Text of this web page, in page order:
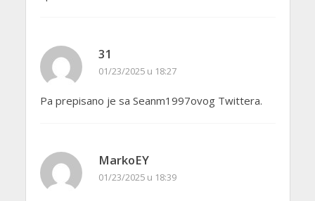
31
01/23/2025 u 18:27
Pa prepisano je sa Seanm1997ovog Twittera.
MarkoEY
01/23/2025 u 18:39